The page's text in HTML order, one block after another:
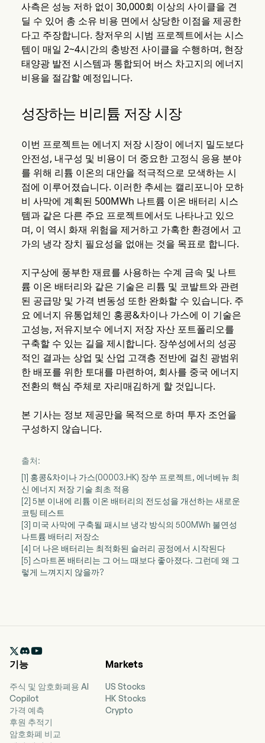
사측은 성능 저하 없이 30,000회 이상의 사이클을 견
딜 수 있어 총 소유 비용 면에서 상당한 이점을 제공한
다고 주장합니다. 창저우의 시범 프로젝트에서는 시스
템이 매일 2~4시간의 충방전 사이클을 수행하며, 현장
태양광 발전 시스템과 통합되어 버스 차고지의 에너지
비용을 절감할 예정입니다.
성장하는 비리튬 저장 시장
이번 프로젝트는 에너지 저장 시장이 에너지 밀도보다
안전성, 내구성 및 비용이 더 중요한 고정식 응용 분야
를 위해 리튬 이온의 대안을 적극적으로 모색하는 시
점에 이루어졌습니다. 이러한 추세는 캘리포니아 모하
비 사막에 계획된 500MWh 나트륨 이온 배터리 시스
템과 같은 다른 주요 프로젝트에서도 나타나고 있으
며, 이 역시 화재 위험을 제거하고 가혹한 환경에서 고
가의 냉각 장치 필요성을 없애는 것을 목표로 합니다.
지구상에 풍부한 재료를 사용하는 수계 금속 및 나트
륨 이온 배터리와 같은 기술은 리튬 및 코발트와 관련
된 공급망 및 가격 변동성 또한 완화할 수 있습니다. 주
요 에너지 유통업체인 홍콩&차이나 가스에 이 기술은
고성능, 저유지보수 에너지 저장 자산 포트폴리오를
구축할 수 있는 길을 제시합니다. 장쑤성에서의 성공
적인 결과는 상업 및 산업 고객층 전반에 걸친 광범위
한 배포를 위한 토대를 마련하여, 회사를 중국 에너지
전환의 핵심 주체로 자리매김하게 할 것입니다.
본 기사는 정보 제공만을 목적으로 하며 투자 조언을
구성하지 않습니다.
출처:
[1] 홍콩&차이나 가스(00003.HK) 장쑤 프로젝트, 에너베뉴 최
신 에너지 저장 기술 최초 적용
[2] 5분 이내에 리튬 이온 배터리의 전도성을 개선하는 새로운
코팅 테스트
[3] 미국 사막에 구축될 패시브 냉각 방식의 500MWh 불연성
나트륨 배터리 저장소
[4] 더 나은 배터리는 최적화된 슬러리 공정에서 시작된다
[5] 스마트폰 배터리는 그 어느 때보다 좋아졌다. 그런데 왜 그
렇게 느껴지지 않을까?

기능
주식 및 암호화폐용 AI
Copilot
가격 예측
후원 추적기
암호화폐 비교
Markets
US Stocks
HK Stocks
Crypto